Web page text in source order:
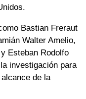
Bastian Freraut
Walter Amelio,
Esteban Rodolfo
investigación para
de la